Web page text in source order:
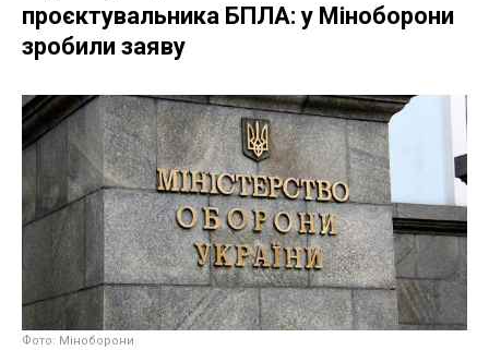
проєктувальника БПЛА: у Міноборони
зробили заяву
Фото: Міноборони